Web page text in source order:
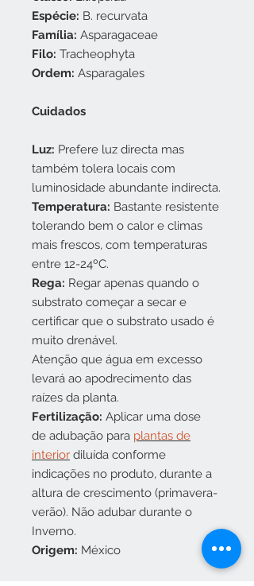
Espécie: B. recurvata
Família: Asparagaceae
Filo: Tracheophyta
Ordem: Asparagales
Cuidados
Luz: Prefere luz directa mas
também tolera locais com
luminosidade abundante indirecta.
Temperatura: Bastante resistente
tolerando bem o calor e climas
mais frescos, com temperaturas
entre 12-24ºC.
Rega: Regar apenas quando o
substrato começar a secar e
certificar que o substrato usado é
muito drenável.
Atenção que água em excesso
levará ao apodrecimento das
raízes da planta.
Fertilização: Aplicar uma dose
de adubação para plantas de
interior diluída conforme
indicações no produto, durante a
altura de crescimento (primavera-
verão). Não adubar durante o
Inverno.
Origem: México